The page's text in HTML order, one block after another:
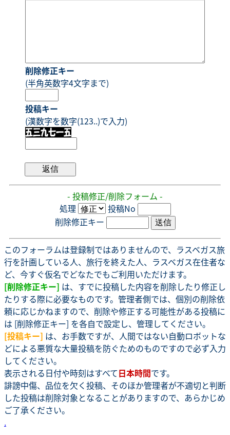
削除修正キー
(半角英数字4文字まで)
投稿キー
(漢数字を数字(123..)で入力)
- 投稿修正/削除フォーム -
処理
投稿No
削除修正キー
このフォーラムは登録制ではありませんので、ラスベガス旅
行を計画している人、旅行を終えた人、ラスベガス在住者な
ど、今すぐ仮名でどなたでもご利用いただけます。
[削除修正キー] は、すでに投稿した内容を削除したり修正し
たりする際に必要なものです。管理者側では、個別の削除依
頼に応じかねますので、削除や修正する可能性がある投稿に
は [削除修正キー] を各自で設定し、管理してください。
[投稿キー] は、お手数ですが、人間ではない自動ロボットな
どによる悪質な大量投稿を防ぐためのものですので必ず入力
してください。
表示される日付や時刻はすべて日本時間です。
誹謗中傷、品位を欠く投稿、そのほか管理者が不適切と判断
した投稿は削除対象となることがありますので、あらかじめ
ご了承ください。
.